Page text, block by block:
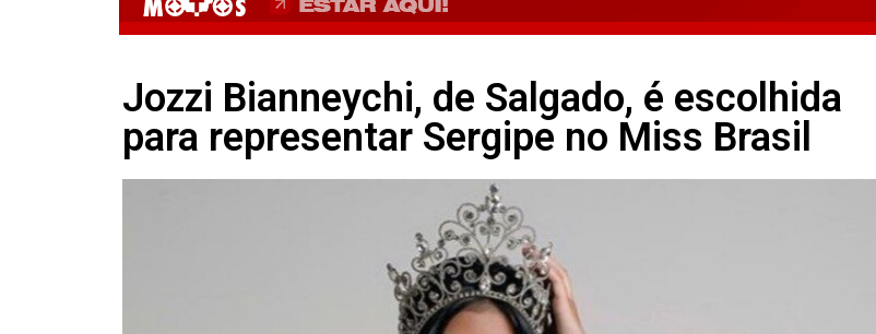
Jozzi Bianneychi, de Salgado, é escolhida
para representar Sergipe no Miss Brasil